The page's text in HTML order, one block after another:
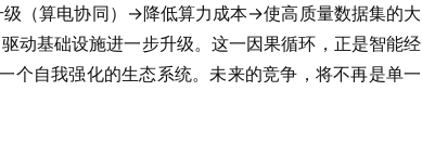
（算电协同）→降低算力成本→使高质量数据集的大
基础设施进一步升级。这一因果循环，正是智能经
个自我强化的生态系统。未来的竞争，将不再是单一